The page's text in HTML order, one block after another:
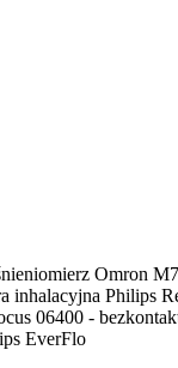
Omron
Philips
06400 -
EverFlo